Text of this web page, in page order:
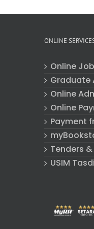
ONLINE
Online
Graduate
Online
Online
Payment
Tenders
USIM